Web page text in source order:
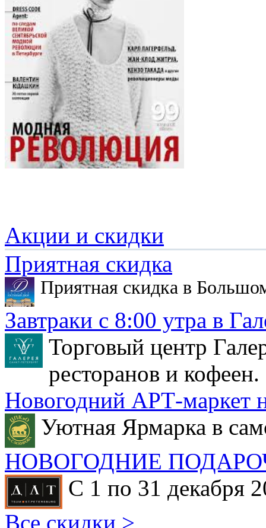
Акции и скидки
Приятная скидка
Приятная скидка в
Завтраки с 8:00 утра в
Торговый центр
ресторанов и кофеен.
Новогодний АРТ-маркет
Уютная Ярмарка в
НОВОГОДНИЕ
С 1 по 31 декабря
Все скидки >